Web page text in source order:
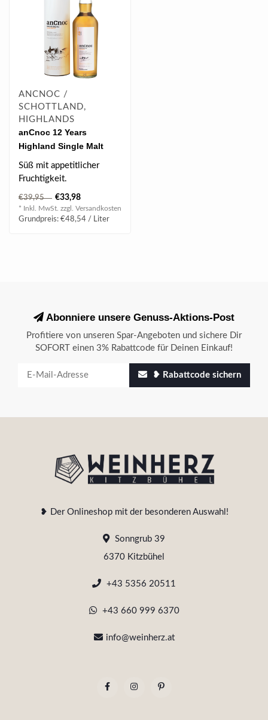
ANCNOC /
SCHOTTLAND,
HIGHLANDS
anCnoc 12 Years
Highland Single Malt
Scotch Whisky 0.7 l 40%
vol
Süß mit appetitlicher
Fruchtigkeit.
€39,95 €33,98
* Inkl. MwSt. zzgl. Versandkosten
Grundpreis: €48,54 / Liter
Abonniere unsere Genuss-Aktions-Post
Profitiere von unseren Spar-Angeboten und sichere Dir
SOFORT einen 3% Rabattcode für Deinen Einkauf!
❥ Rabattcode sichern
❥ Der Onlineshop mit der besonderen Auswahl!
Sonngrub 39
6370 Kitzbühel
+43 5356 20511
+43 660 999 6370
info@weinherz.at